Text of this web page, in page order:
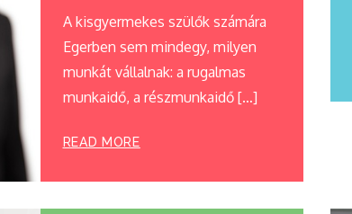
A kisgyermekes szülők számára
Egerben sem mindegy, milyen
munkát vállalnak: a rugalmas
munkaidő, a részmunkaidő […]
READ MORE